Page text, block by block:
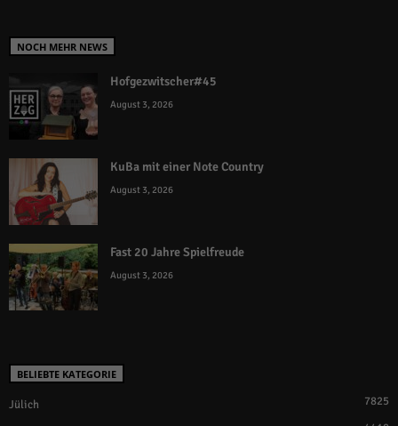
NOCH MEHR NEWS
Hofgezwitscher#45
August 3, 2026
KuBa mit einer Note Country
August 3, 2026
Fast 20 Jahre Spielfreude
August 3, 2026
BELIEBTE KATEGORIE
Jülich 7825